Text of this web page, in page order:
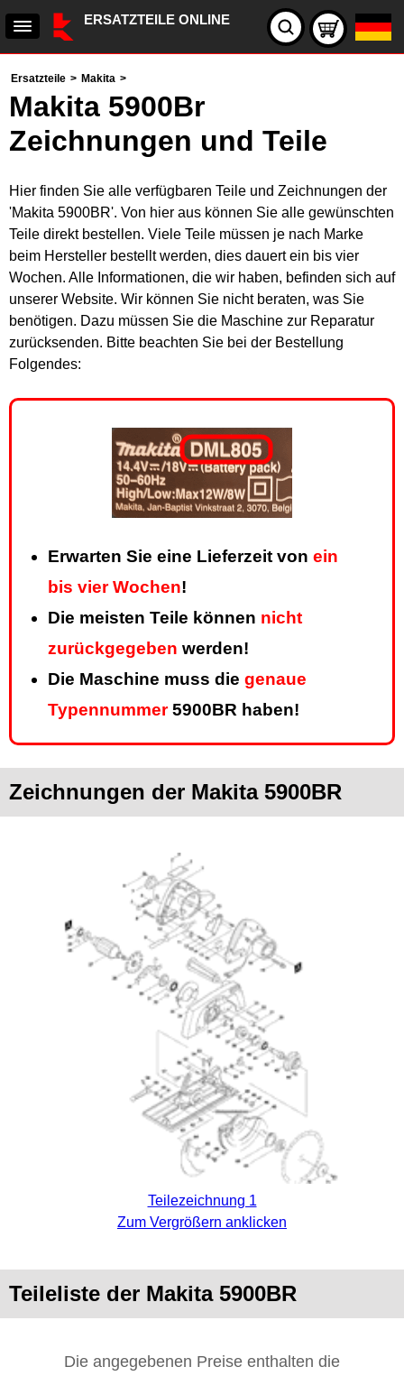
ERSATZTEILE ONLINE
Ersatzteile > Makita >
Makita 5900Br
Zeichnungen und Teile
Hier finden Sie alle verfügbaren Teile und Zeichnungen der
'Makita 5900BR'. Von hier aus können Sie alle gewünschten
Teile direkt bestellen. Viele Teile müssen je nach Marke
beim Hersteller bestellt werden, dies dauert ein bis vier
Wochen. Alle Informationen, die wir haben, befinden sich auf
unserer Website. Wir können Sie nicht beraten, was Sie
benötigen. Dazu müssen Sie die Maschine zur Reparatur
zurücksenden. Bitte beachten Sie bei der Bestellung
Folgendes:
Erwarten Sie eine Lieferzeit von ein
bis vier Wochen!
Die meisten Teile können nicht
zurückgegeben werden!
Die Maschine muss die genaue
Typennummer5900BR haben!
Zeichnungen der Makita 5900BR
Teilezeichnung 1
Zum Vergrößern anklicken
Teileliste der Makita 5900BR
Die angegebenen Preise enthalten die